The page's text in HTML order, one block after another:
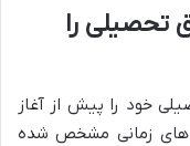
تحصیلی را
خود را پیش از آغاز
های زمانی مشخص شده